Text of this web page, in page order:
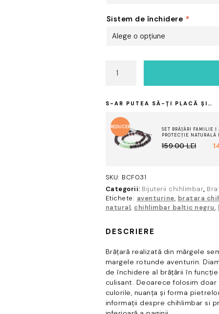
Sistem de închidere *
Brățară
negru
aventurin
Brățara
S-AR PUTEA SĂ-ȚI PLACĂ ȘI…
SET BRĂȚĂRI FAMILIE
PROTECȚIE
REDUCER
I! 159.00LEI
PREȚUL
159.00 LEI.
PREȚUL
SKU: BCF031
Categorii: Bijuterii chihlimbar,
Etichete: aventurine, bratara
natural, chihlimbar baltic negru,
DESCRIERE
Brățară realizată din mărgele
margele rotunde aventurin.
de închidere al brățării în
culisant. Deoarece folosim
culorile, nuanța și forma
informații despre chihlimbar si